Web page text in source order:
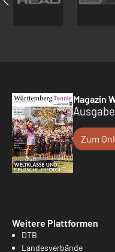
Magazin
Zum
Weitere Plattformen
DTB
Landesverbände